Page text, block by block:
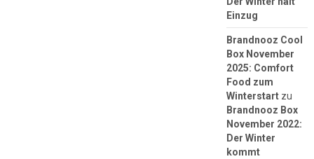
Einzug
Brandnooz Cool
Box November
2025: Comfort
Food zum
Winterstartzu
Brandnooz Box
November 2022:
Der Winter
kommt